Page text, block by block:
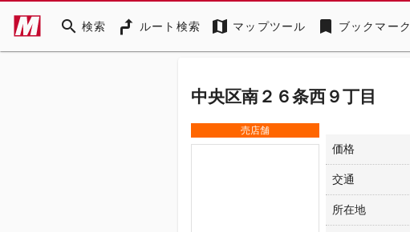
search 検索 ルート検索 map マップツール bookmark ブックマーク
中央区南２６条西９丁目
売店舗
価格
交通
所在地